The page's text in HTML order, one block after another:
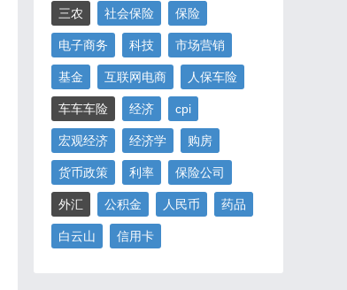
三农 社会保险 保险
电子商务 科技 市场营销
基金 互联网电商 人保车险
车车车险 经济 cpi
宏观经济 经济学 购房
货币政策 利率 保险公司
外汇 公积金 人民币 药品
白云山 信用卡